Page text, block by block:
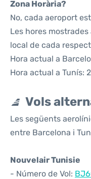
Zona Horària?
No, cada aeroport
Les hores
local de cada
Hora actual a
Hora actual a Tunís:
Vols
Les següents
entre Barcelona i
Nouvelair Tunisie
- Número de Vol: